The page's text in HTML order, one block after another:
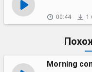
00:44 1
Morning